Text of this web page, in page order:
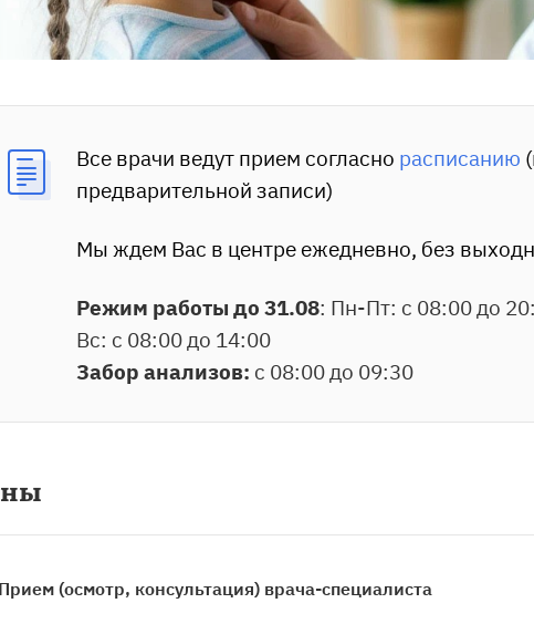
Все врачи ведут прием согласно расписанию
предварительной записи)
Мы ждем Вас в центре ежедневно, без
Режим работы до 31.08: Пн-Пт: с 08:00 до
Вс: с 08:00 до 14:00
Забор анализов: с 08:00 до 09:30
Прием (осмотр, консультация) врача-специалиста